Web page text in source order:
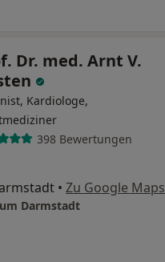
Dr. med. Arnt V.
Kardiologe,
398 Bewertungen
• Zu Google Maps
Darmstadt